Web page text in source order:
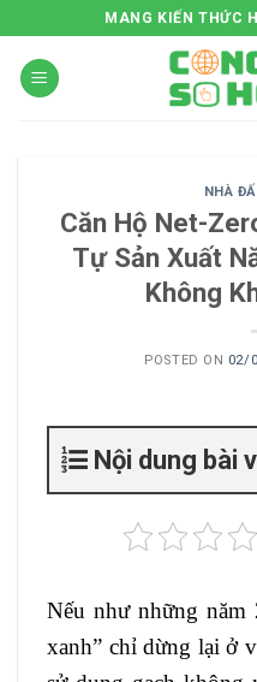
to
content
MANG KIẾN THỨC
NHÀ
Căn Hộ Net-
Tự Sản Xuất
Không
POSTED ON 02/
Nội dung bài
Nếu như những năm
xanh” chỉ dừng lại ở